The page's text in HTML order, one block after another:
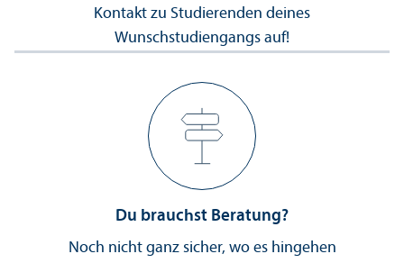
Kontakt zu Studierenden deines
Wunsch­studien­gangs auf!
Du brauchst Beratung?
Noch nicht ganz sicher, wo es hingehen